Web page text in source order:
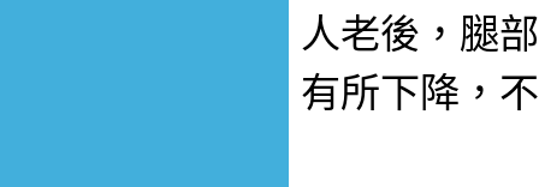
人老後，腿
有所下降，